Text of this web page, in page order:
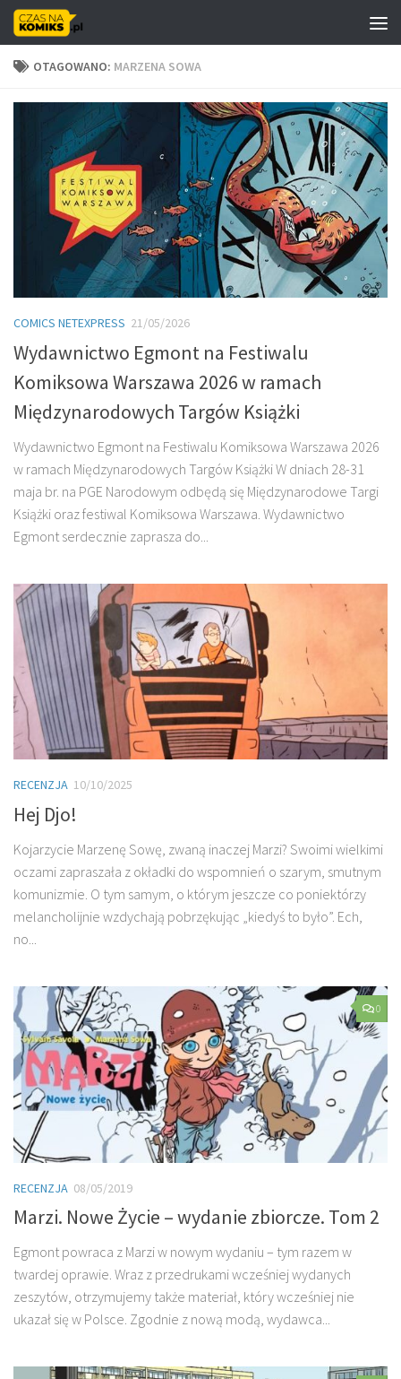
Skip to content
OTAGOWANO: MARZENA SOWA
COMICS NETEXPRESS 21/05/2026
Wydawnictwo Egmont na Festiwalu
Komiksowa Warszawa 2026 w ramach
Międzynarodowych Targów Książki
Wydawnictwo Egmont na Festiwalu Komiksowa Warszawa 2026
w ramach Międzynarodowych Targów Książki W dniach 28-31
maja br. na PGE Narodowym odbędą się Międzynarodowe Targi
Książki oraz festiwal Komiksowa Warszawa. Wydawnictwo
Egmont serdecznie zaprasza do...
RECENZJA 10/10/2025
Hej Djo!
Kojarzycie Marzenę Sowę, zwaną inaczej Marzi? Swoimi wielkimi
oczami zapraszała z okładki do wspomnień o szarym, smutnym
komunizmie. O tym samym, o którym jeszcze co poniektórzy
melancholijnie wzdychają pobrzękując „kiedyś to było”. Ech,
no...
0
RECENZJA 08/05/2019
Marzi. Nowe Życie – wydanie zbiorcze. Tom 2
Egmont powraca z Marzi w nowym wydaniu – tym razem w
twardej oprawie. Wraz z przedrukami wcześniej wydanych
zeszytów, otrzymujemy także materiał, który wcześniej nie
ukazał się w Polsce. Zgodnie z nową modą, wydawca...